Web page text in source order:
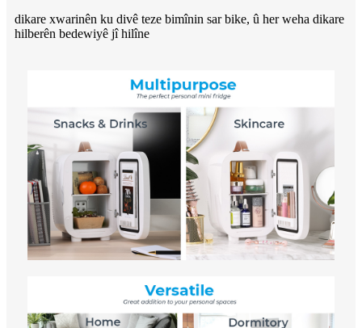
dikare xwarinên ku divê teze bimînin sar bike, û her weha dikare
hilberên bedewiyê jî hilîne